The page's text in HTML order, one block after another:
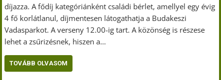
díjazza. A fődíj kategóriánként családi bérlet, amellyel egy évig
4 fő korlátlanul, díjmentesen látogathatja a Budakeszi
Vadasparkot. A verseny 12.00-ig tart. A közönség is részese
lehet a zsűrizésnek, hiszen a…
TOVÁBB OLVASOM